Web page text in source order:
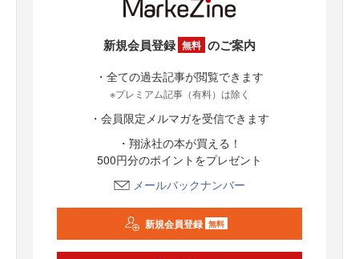
新規会員登録 無料 のご案内
・全ての過去記事が閲覧できます
※プレミアム記事（有料）は除く
・会員限定メルマガを受信できます
・翔泳社の本が買える！
500円分のポイントをプレゼント
メールバックナンバー
新規会員登録 無料